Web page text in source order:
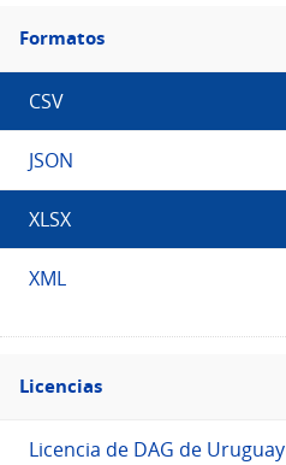
Filtro
Formatos
Formatos
CSV
JSON
XLSX
XML
Filtro
Licencias
Licencias
Licencia de DAG de Uruguay